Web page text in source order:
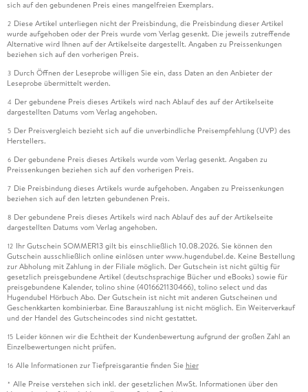
sich auf den gebundenen Preis eines mangelfreien Exemplars.
2 Diese Artikel unterliegen nicht der Preisbindung, die Preisbindung dieser Artikel
wurde aufgehoben oder der Preis wurde vom Verlag gesenkt. Die jeweils zutreffende
Alternative wird Ihnen auf der Artikelseite dargestellt. Angaben zu Preissenkungen
beziehen sich auf den vorherigen Preis.
3 Durch Öffnen der Leseprobe willigen Sie ein, dass Daten an den Anbieter der
Leseprobe übermittelt werden.
4 Der gebundene Preis dieses Artikels wird nach Ablauf des auf der Artikelseite
dargestellten Datums vom Verlag angehoben.
5 Der Preisvergleich bezieht sich auf die unverbindliche Preisempfehlung (UVP) des
Herstellers.
6 Der gebundene Preis dieses Artikels wurde vom Verlag gesenkt. Angaben zu
Preissenkungen beziehen sich auf den vorherigen Preis.
7 Die Preisbindung dieses Artikels wurde aufgehoben. Angaben zu Preissenkungen
beziehen sich auf den letzten gebundenen Preis.
8 Der gebundene Preis dieses Artikels wird nach Ablauf des auf der Artikelseite
dargestellten Datums vom Verlag angehoben.
12 Ihr Gutschein SOMMER13 gilt bis einschließlich 10.08.2026. Sie können den
Gutschein ausschließlich online einlösen unter www.hugendubel.de. Keine Bestellung
zur Abholung mit Zahlung in der Filiale möglich. Der Gutschein ist nicht gültig für
gesetzlich preisgebundene Artikel (deutschsprachige Bücher und eBooks) sowie für
preisgebundene Kalender, tolino shine (4016621130466), tolino select und das
Hugendubel Hörbuch Abo. Der Gutschein ist nicht mit anderen Gutscheinen und
Geschenkkarten kombinierbar. Eine Barauszahlung ist nicht möglich. Ein Weiterverkauf
und der Handel des Gutscheincodes sind nicht gestattet.
15 Leider können wir die Echtheit der Kundenbewertung aufgrund der großen Zahl an
Einzelbewertungen nicht prüfen.
16 Alle Informationen zur Tiefpreisgarantie finden Sie hier
* Alle Preise verstehen sich inkl. der gesetzlichen MwSt. Informationen über den